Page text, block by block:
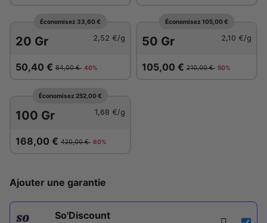
Économisez 33,60 €
20 Gr 2,52 €/g
50,40 € 84,00 € 40%
Économisez 105,00 €
50 Gr 2,10 €/g
105,00 € 210,00 € 50%
Économisez 252,00 €
100 Gr 1,68 €/g
168,00 € 420,00 € 60%
Ajouter une garantie
So'Discount